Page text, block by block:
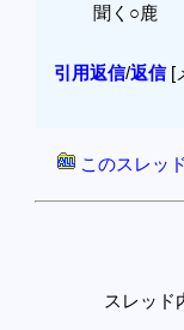
聞く○鹿
引用返信/返信[
このスレッ
スレッド